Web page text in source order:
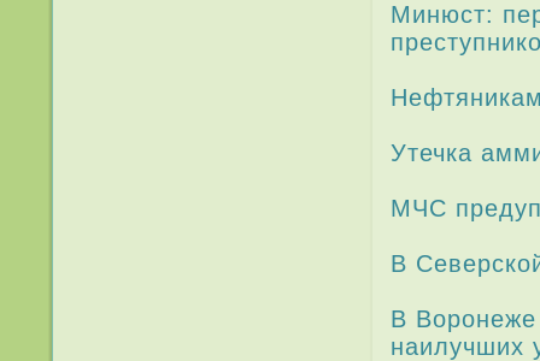
Минюст:
Утечка
МЧС
В
В Воронеже
наилучших